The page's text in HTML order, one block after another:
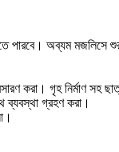
পারবে। অব্যম মজলিসে
করা। গৃহ নির্মাণ সহ
ব্যবস্থা গ্রহণ করা।